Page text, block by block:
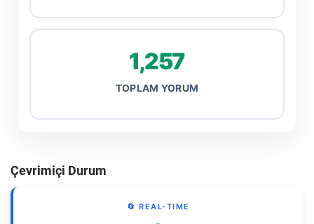
1,257
TOPLAM YORUM
Çevrimiçi Durum
🔄 REAL-TIME